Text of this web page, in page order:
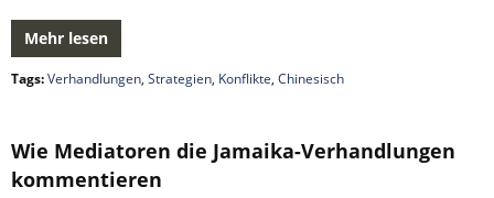
Mehr lesen
Tags:Verhandlungen, Strategien, Konflikte, Chinesisch
Wie Mediatoren die Jamaika-Verhandlungen
kommentieren